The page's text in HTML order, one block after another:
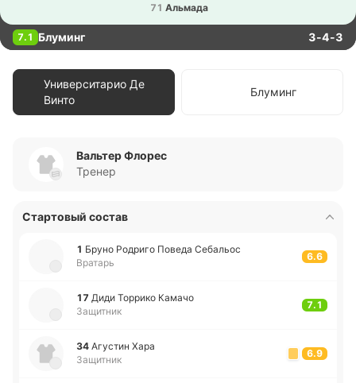
71 Альма­да
7.1 Блуминг 3-4-3
Университарио Де
Винто
Блуминг
Вальтер Флорес
Тренер
Стартовый состав
1 Бруно Ро­дри­го Поведа Се­ба­льос
Вратарь
6.6
17 Диди То­рри­ко Камачо
Защитник
7.1
34 Агу­стин Хара
Защитник
6.9